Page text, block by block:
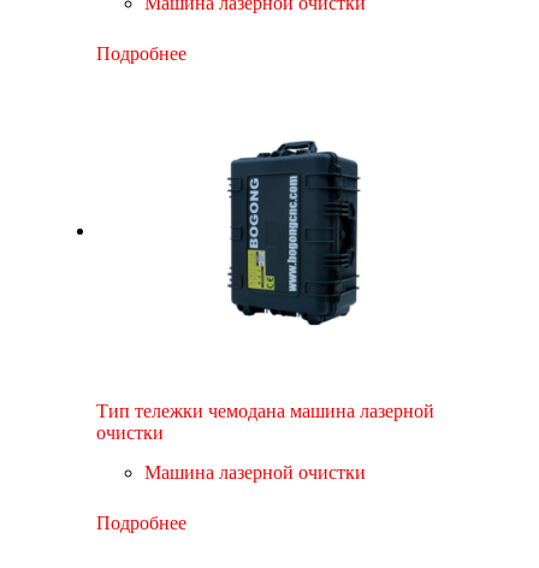
Подробнее
Тип тележки чемодана машина лазерной
очистки
Машина лазерной очистки
Подробнее